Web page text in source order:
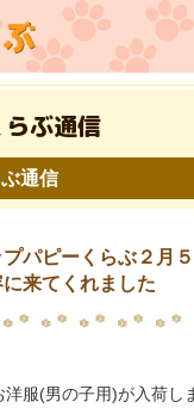
ぶ通信
通信
パピーくらぶ２月
来てくれました
服(男の子用)が入荷し